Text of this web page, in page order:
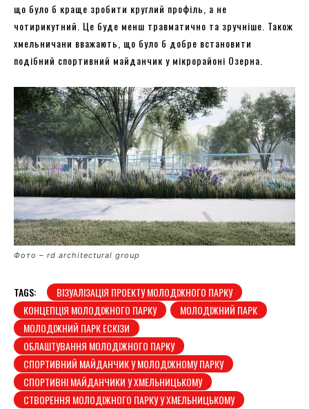
що було б краще зробити круглий профіль, а не
чотирикутний. Це буде менш травматично та зручніше. Також
хмельничани вважають, що було б добре встановити
подібний спортивний майданчик у мікрорайоні Озерна.
Фото – rd architectural group
TAGS:
ВІЗУАЛІЗАЦІЯ ПРОЕКТУ МОЛОДІЖНОГО ПАРКУ
КОНЦЕПЦІЯ МОЛОДІЖНОГО ПАРКУ
МОЛОДІЖНИЙ ПАРК
МОЛОДІЖНИЙ ПАРК ЕСКІЗИ
ОБЛАШТУВАННЯ МОЛОДІЖНОГО ПАРКУ
СПОРТИВНИЙ МАЙДАНЧИК У МОЛОДІЖНОМУ ПАРКУ
СПОРТИВНІ МАЙДАНЧИКИ У ХМЕЛЬНИЦЬКОМУ
СТВОРЕННЯ МОЛОДІЖНОГО ПАРКУ У ХМЕЛЬНИЦЬКОМУ